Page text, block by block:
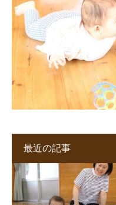
最近の記事